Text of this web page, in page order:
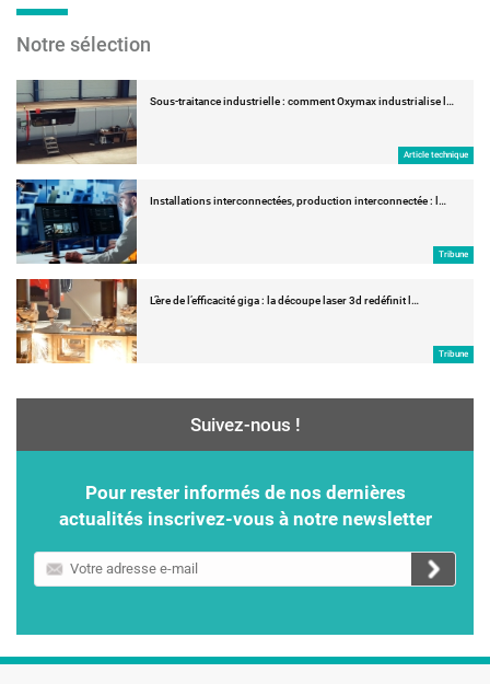
Notre sélection
Sous-traitance industrielle : comment Oxymax industrialise l…
Article technique
Installations interconnectées, production interconnectée : l…
Tribune
L’ère de l’efficacité giga : la découpe laser 3d redéfinit l…
Tribune
Suivez-nous !
Pour rester informés de nos dernières
actualités inscrivez-vous à notre newsletter
Votre
adresse